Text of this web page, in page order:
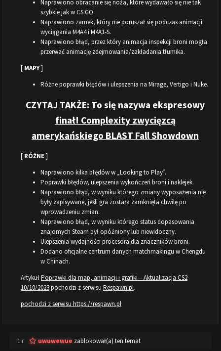
Naprawiono obracanie się noża, które wydawało się nie tak
szybkie jak w CS:GO.
Naprawiono zamek, który nie poruszał się podczas animacji
wyciągania M4A4 i M4A1-S.
Naprawiono błąd, przez który animacja inspekcji broni mogła
przerwać animację zdejmowania/zakładania tłumika.
[ MAPY]
Różne poprawki błędów i ulepszenia na Mirage, Vertigo i Nuke.
CZYTAJ TAKŻE: To się nazywa ekspresowy
finał! Complexity zwycięzcą
amerykańskiego BLAST Fall Showdown
[ RÓŻNE]
Naprawiono kilka błędów w „Looking to Play”.
Poprawki błędów, ulepszenia wykończeń broni i naklejek.
Naprawiono błąd, w wyniku którego zmiany wyposażenia nie
były zapisywane, jeśli gra została zamknięta chwilę po
wprowadzeniu zmian.
Naprawiono błąd, w wyniku którego status dopasowania
znajomych Steam był opóźniony lub niewidoczny.
Ulepszenia wydajności procesora dla znaczników broni.
Dodano oficjalne centrum danych matchmakingu w Chengdu
w Chinach.
ArtykułPoprawki dla map, animacji i grafiki – Aktualizacja CS2
10/10/2023pochodzi z serwisu Respawn.pl.
pochodzi z serwisu https://respawn.pl
1 r uwuwewue zablokował(a) ten temat